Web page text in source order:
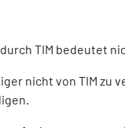
TIM bedeutet
nicht von TIM